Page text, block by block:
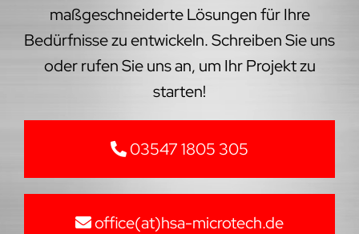
maßgeschneiderte Lösungen für Ihre
Bedürfnisse zu entwickeln. Schreiben Sie uns
oder rufen Sie uns an, um Ihr Projekt zu
starten!
03547 1805 305
office(at)hsa-microtech.de